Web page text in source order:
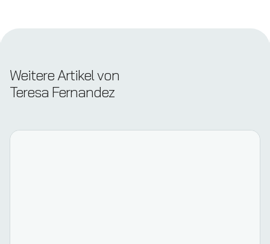
Weitere Artikel von
Teresa Fernandez